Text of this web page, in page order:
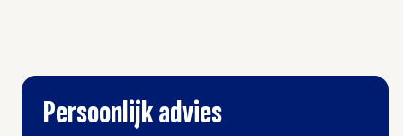
Persoonlijk advies